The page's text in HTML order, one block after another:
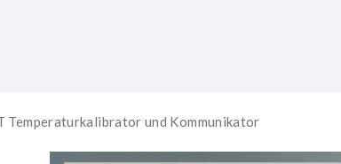
Temperaturkalibrator und Kommunikator